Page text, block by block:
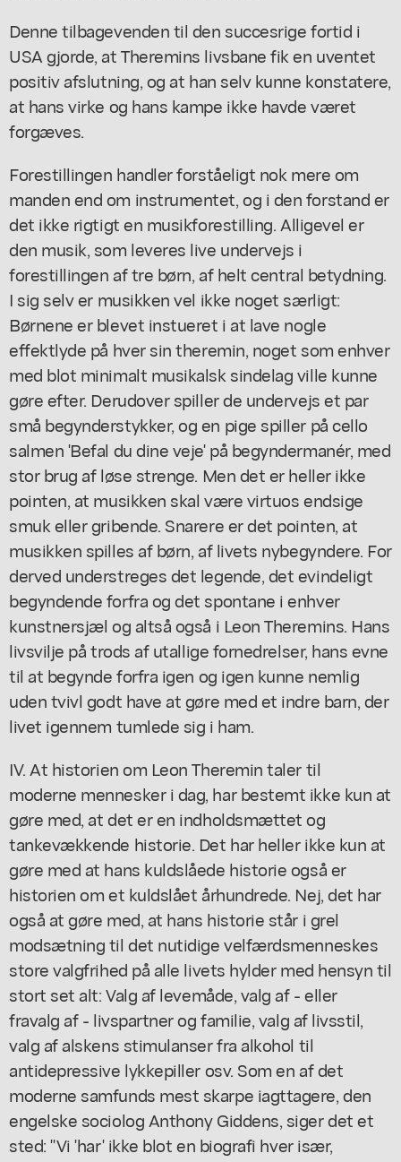
Denne tilbagevenden til den succesrige fortid i
USA gjorde, at Theremins livsbane fik en uventet
positiv afslutning, og at han selv kunne konstatere,
at hans virke og hans kampe ikke havde været
forgæves.
Forestillingen handler forståeligt nok mere om
manden end om instrumentet, og i den forstand er
det ikke rigtigt en musikforestilling. Alligevel er
den musik, som leveres live undervejs i
forestillingen af tre børn, af helt central betydning.
I sig selv er musikken vel ikke noget særligt:
Børnene er blevet instueret i at lave nogle
effektlyde på hver sin theremin, noget som enhver
med blot minimalt musikalsk sindelag ville kunne
gøre efter. Derudover spiller de undervejs et par
små begynderstykker, og en pige spiller på cello
salmen 'Befal du dine veje' på begyndermanér, med
stor brug af løse strenge. Men det er heller ikke
pointen, at musikken skal være virtuos endsige
smuk eller gribende. Snarere er det pointen, at
musikken spilles af børn, af livets nybegyndere. For
derved understreges det legende, det evindeligt
begyndende forfra og det spontane i enhver
kunstnersjæl og altså også i Leon Theremins. Hans
livsvilje på trods af utallige fornedrelser, hans evne
til at begynde forfra igen og igen kunne nemlig
uden tvivl godt have at gøre med et indre barn, der
livet igennem tumlede sig i ham.
IV. At historien om Leon Theremin taler til
moderne mennesker i dag, har bestemt ikke kun at
gøre med, at det er en indholdsmættet og
tankevækkende historie. Det har heller ikke kun at
gøre med at hans kuldslåede historie også er
historien om et kuldslået århundrede. Nej, det har
også at gøre med, at hans historie står i grel
modsætning til det nutidige velfærdsmenneskes
store valgfrihed på alle livets hylder med hensyn til
stort set alt: Valg af levemåde, valg af - eller
fravalg af - livspartner og familie, valg af livsstil,
valg af alskens stimulanser fra alkohol til
antidepressive lykkepiller osv. Som en af det
moderne samfunds mest skarpe iagttagere, den
engelske sociolog Anthony Giddens, siger det et
sted: "Vi 'har' ikke blot en biografi hver især,